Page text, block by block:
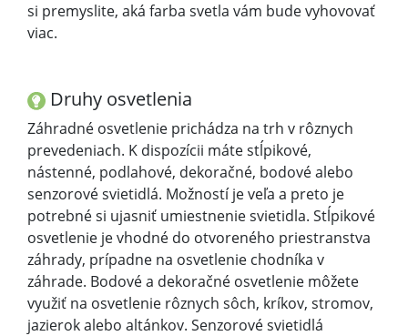
si premyslite, aká farba svetla vám bude vyhovovať
viac.
Druhy osvetlenia
Záhradné osvetlenie prichádza na trh v rôznych
prevedeniach. K dispozícii máte stĺpikové,
nástenné, podlahové, dekoračné, bodové alebo
senzorové svietidlá. Možností je veľa a preto je
potrebné si ujasniť umiestnenie svietidla. Stĺpikové
osvetlenie je vhodné do otvoreného priestranstva
záhrady, prípadne na osvetlenie chodníka v
záhrade. Bodové a dekoračné osvetlenie môžete
využiť na osvetlenie rôznych sôch, kríkov, stromov,
jazierok alebo altánkov. Senzorové svietidlá